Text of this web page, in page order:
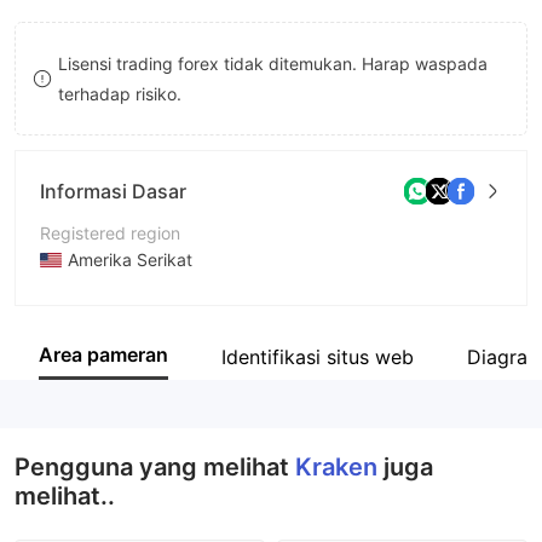
8
9Lisensi trading forex tidak ditemukan. Harap waspada
terhadap risiko.
Informasi Dasar
Registered region
Amerika Serikat
Nama perusahaan
Area pameran Identifikasi situs web
Pengguna yang melihat Kraken juga
melihat..